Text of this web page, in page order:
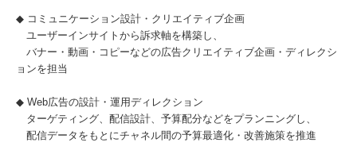
◆ コミュニケーション設計・クリエイティブ企画
ユーザーインサイトから訴求軸を構築し、
バナー・動画・コピーなどの広告クリエイティブ企画・ディレクシ
ョンを担当
◆ Web広告の設計・運用ディレクション
ターゲティング、配信設計、予算配分などをプランニングし、
配信データをもとにチャネル間の予算最適化・改善施策を推進